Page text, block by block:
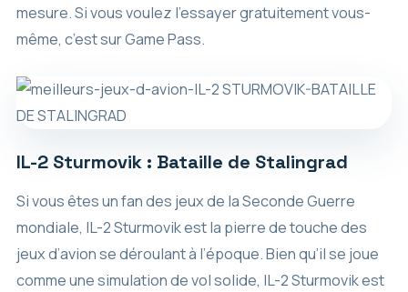
mesure. Si vous voulez l’essayer gratuitement vous-
même, c’est sur Game Pass.
IL-2 Sturmovik : Bataille de Stalingrad
Si vous êtes un fan des jeux de la Seconde Guerre
mondiale, IL-2 Sturmovik est la pierre de touche des
jeux d’avion se déroulant à l’époque. Bien qu’il se joue
comme une simulation de vol solide, IL-2 Sturmovik est